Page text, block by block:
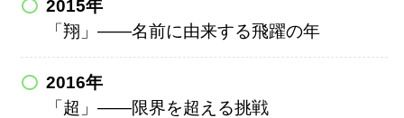
2015年
「翔」――名前に由来する飛躍の年
2016年
「超」――限界を超える挑戦